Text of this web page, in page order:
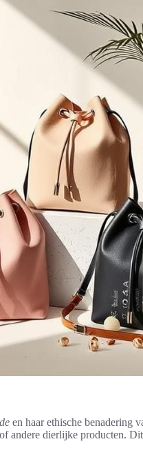
en haar ethische benadering
andere dierlijke producten.